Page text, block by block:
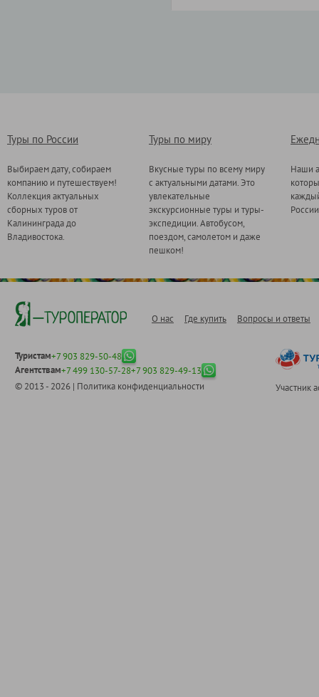
Туры по России
Выбираем дату, собираем
компанию и путешествуем!
Коллекция актуальных
сборных туров от
Калининграда до
Владивостока.
Туры по миру
Вкусные туры по всему миру
с актуальными датами. Это
увлекательные
экскурсионные туры и туры-
экспедиции. Автобусом,
поездом, самолетом и даже
пешком!
Наши
О нас Где купить Вопросы и ответы
Туристам+7 903 829-50-48
Агентствам+7 499 130-57-28+7 903 829-49-13
© 2013 - 2026 | Политика конфиденциальности Участник